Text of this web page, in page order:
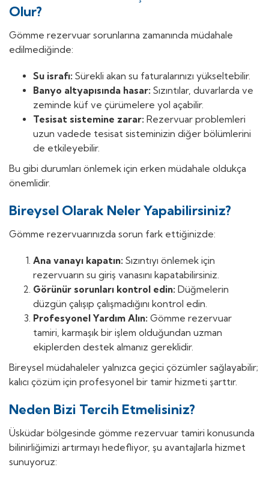
Olur?
Gömme rezervuar sorunlarına zamanında müdahale
edilmediğinde:
Su israfı: Sürekli akan su faturalarınızı yükseltebilir.
Banyo altyapısında hasar: Sızıntılar, duvarlarda ve
zeminde küf ve çürümelere yol açabilir.
Tesisat sistemine zarar: Rezervuar problemleri
uzun vadede tesisat sisteminizin diğer bölümlerini
de etkileyebilir.
Bu gibi durumları önlemek için erken müdahale oldukça
önemlidir.
Bireysel Olarak Neler Yapabilirsiniz?
Gömme rezervuarınızda sorun fark ettiğinizde:
Ana vanayı kapatın: Sızıntıyı önlemek için
rezervuarın su giriş vanasını kapatabilirsiniz.
Görünür sorunları kontrol edin: Düğmelerin
düzgün çalışıp çalışmadığını kontrol edin.
Profesyonel Yardım Alın: Gömme rezervuar
tamiri, karmaşık bir işlem olduğundan uzman
ekiplerden destek almanız gereklidir.
Bireysel müdahaleler yalnızca geçici çözümler sağlayabilir;
kalıcı çözüm için profesyonel bir tamir hizmeti şarttır.
Neden Bizi Tercih Etmelisiniz?
Üsküdar bölgesinde gömme rezervuar tamiri konusunda
bilinirliğimizi artırmayı hedefliyor, şu avantajlarla hizmet
sunuyoruz: